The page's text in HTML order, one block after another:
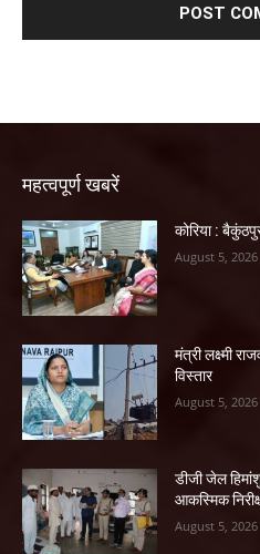
महत्वपूर्ण खबरें
कोरिया :
August 5, 2026
मंत्री लक्ष्मी
विस्तार
August 5, 2026
डीजी जेल
आकस्मिक
August 5, 2026